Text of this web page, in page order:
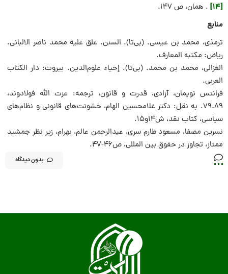
[14] . همان، ص 147.
منابع
ترمذی، محمد بن عیسی. (بی‌تا). السنن. علق علیه محمد ناصر الالبانی.
ریاض: مکتبه المعارف.
الغزالی، محمد بن محمد. (بی‌تا). إحیاء علوم‌الدین. بیروت: دار الکتاب
العربی.
فرانتس نویمان، آزادی، قدرت و قانون، ترجمه: عزت الله فولادوند،
۸۹ـ۷۹. به نقل: دکتر غلامحسین الهام، خشونت‌های قانونی و نظام‌های
سیاسی، کتاب نقد، ش۱۴و۱۵.
نسرین مصفا، مسعود طارم سری، عبدالرحمن عالم، بهرام، زیر نظر جمشید
ممتاز، تجاوز در حقوق بین المللی، ص۴۶-۴۷.
بدون دیدگاه